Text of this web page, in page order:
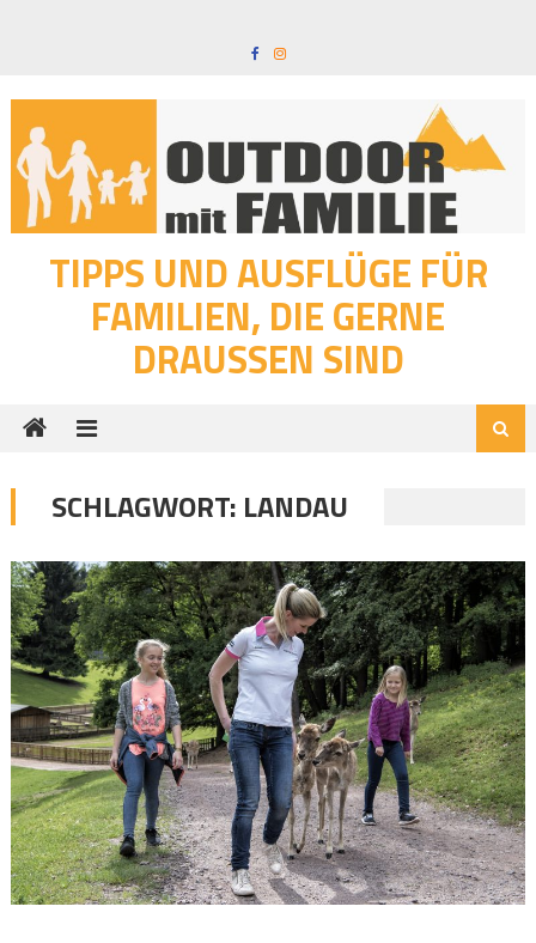
TIPPS UND AUSFLÜGE FÜR
FAMILIEN, DIE GERNE
DRAUSSEN SIND
SCHLAGWORT: LANDAU